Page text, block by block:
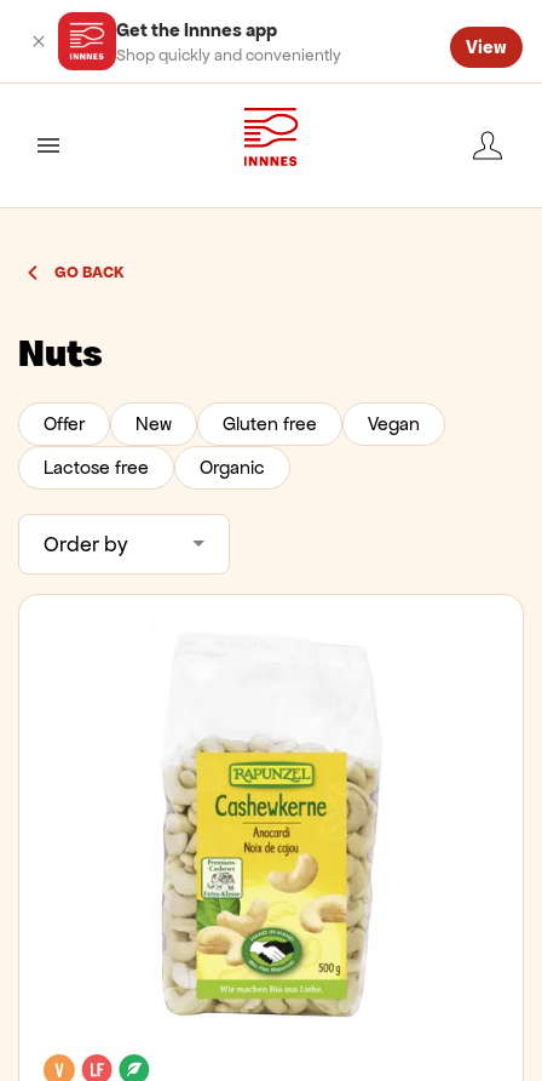
Get the Innnes app
Shop quickly and conveniently View
valmynd
GO BACK
Nuts
Offer New Gluten free
Vegan
Lactose free
Organic
Order by
VeganLactose free